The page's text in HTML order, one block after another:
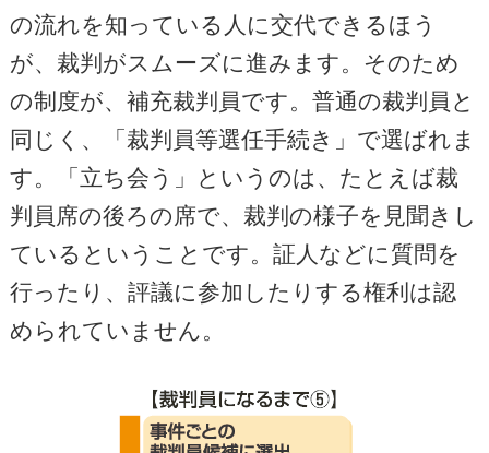
の流れを知っている人に交代できるほう
が、裁判がスムーズに進みます。そのため
の制度が、補充裁判員です。普通の裁判員と
同じく、「裁判員等選任手続き」で選ばれま
す。「立ち会う」というのは、たとえば裁
判員席の後ろの席で、裁判の様子を見聞きし
ているということです。証人などに質問を
行ったり、評議に参加したりする権利は認
められていません。